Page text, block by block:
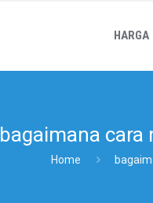
HARGA
bagaimana cara
Home